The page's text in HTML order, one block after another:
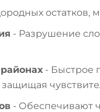
- Разрушение
- Быстрое
- Обеспечивают